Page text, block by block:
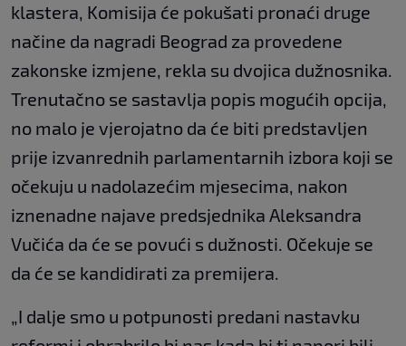
klastera, Komisija će pokušati pronaći druge
načine da nagradi Beograd za provedene
zakonske izmjene, rekla su dvojica dužnosnika.
Trenutačno se sastavlja popis mogućih opcija,
no malo je vjerojatno da će biti predstavljen
prije izvanrednih parlamentarnih izbora koji se
očekuju u nadolazećim mjesecima, nakon
iznenadne najave predsjednika Aleksandra
Vučića da će se povući s dužnosti. Očekuje se
da će se kandidirati za premijera.
„I dalje smo u potpunosti predani nastavku